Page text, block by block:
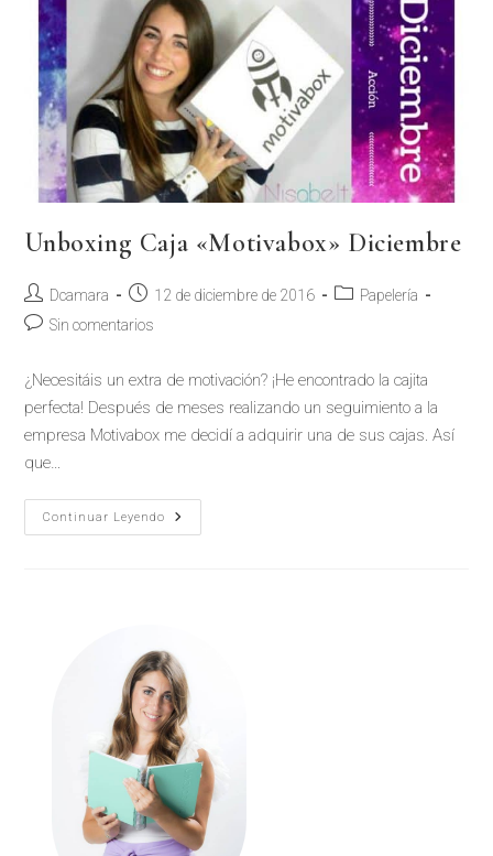
Unboxing Caja «Motivabox» Diciembre
Dcamara 12 de diciembre de 2016
Papelería
Sin comentarios
¿Necesitáis un extra de motivación? ¡He encontrado la cajita
perfecta! Después de meses realizando un seguimiento a la
empresa Motivabox me decidí a adquirir una de sus cajas. Así
que…
Continuar Leyendo